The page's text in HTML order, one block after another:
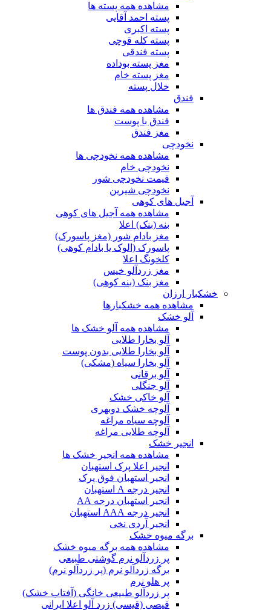
مشاهده همه پسته ها
پسته احمد آقایی
پسته اکبری
پسته کله قوچی
پسته فندقی
مغز پسته بوداده
مغز پسته خام
خلال پسته
فندق
مشاهده همه فندق ها
فندق با پوست
مغز فندق
نخودچی
مشاهده همه نخودچی ها
نخودچی خام
قیمت نخودچی شور
نخودچی شیرین
آجیل های کوهی
مشاهده همه آجیل های کوهی
بنه (بنک) اعلا
مغز بادام شور (مغز پاسورک)
پاسورک (الوک یا بادام کوهی)
کلخونگ اعلا
مغز زردآلو خیس
مغز بنک (بنه کوهی)
خشکبار ارزان
مشاهده همه خشکبارها
آلو خشک
مشاهده همه آلو خشک ها
آلو بخارا طلایی
آلو بخارا طلایی بدون پوست
آلو بخارا سیاه (مشکی)
آلو برقانی
آلو جنگلی
آلو خاکی خشک
آلوچه خشک دوبهری
آلوچه سیاه مراغه
آلوچه طلایی مراغه
انجیر خشک
مشاهده همه انجیر خشک ها
انجیر اعلا پرک استهبان
انجیر استهبان فوق پرک
انجیر درجه A استهبان
انجیر استهبان درجه AA
انجیر درجه AAA استهبان
انجیر آردی نخی
برگه میوه خشک
مشاهده همه برگه میوه خشک
پر زردآلو نرم گوشتی طبیعی
برگه زردآلو نرم (پر زردآلو نرم)
پر هلو نرم
پر زردآلو طبیعی خانگی (آفتاب خشک)
قیصی (قیسی) زرد آلو اعلا ایرانی